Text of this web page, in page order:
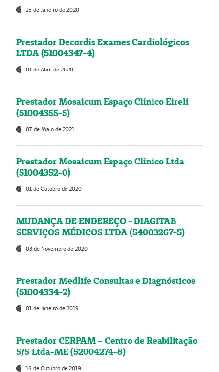
15 de Janeiro de 2020
Prestador Decordis Exames Cardiológicos
LTDA (51004347-4)
01 de Abril de 2020
Prestador Mosaicum Espaço Clínico Eireli
(51004355-5)
07 de Maio de 2021
Prestador Mosaicum Espaço Clínico Ltda
(51004352-0)
01 de Outubro de 2020
MUDANÇA DE ENDEREÇO - DIAGITAB
SERVIÇOS MÉDICOS LTDA (54003267-5)
03 de Novembro de 2020
Prestador Medlife Consultas e Diagnósticos
(51004334-2)
01 de Janeiro de 2019
Prestador CERPAM – Centro de Reabilitação
S/S Ltda-ME (52004274-8)
18 de Outubro de 2019